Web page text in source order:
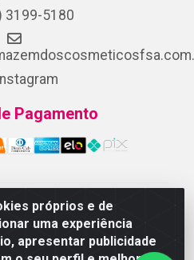
próprios e de
uma experiência
apresentar publicidade
3199-5180
Pagamento
DISTRIBUIDORA LTDA -
- Parque Ipê, Feira de
008 - CNPJ 07.246.802/0001-